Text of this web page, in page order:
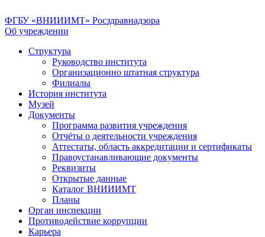
ФГБУ «ВНИИИМТ» Росздравнадзора
Об учреждении
Структура
Руководство института
Организационно штатная структура
Филиалы
История института
Музей
Документы
Программа развития учреждения
Отчёты о деятельности учреждения
Аттестаты, область аккредитации и сертификаты
Правоустанавливающие документы
Реквизиты
Открытые данные
Каталог ВНИИИМТ
Планы
Орган инспекции
Противодействие коррупции
Карьера